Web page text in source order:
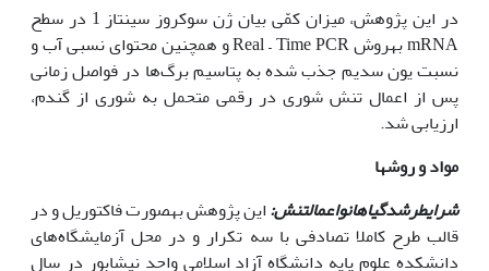
در این پژوهش، میزان کمّی بیان ژن سوکروز سینتاز 1 در سطح
mRNA به‏روش Real – Time PCR و همچنین محتوای نسبی آب و
نسبت یون سدیم جذب شده به پتاسیم برگ‌ها در فواصل زمانی
پس از اعمال تنش شوری در رقمی متحمل به شوری از گندم،
ارزیابی شد.
مواد و روش‏ها
شرایطرشدگیاهانواعمالتنش:این پژوهش به‏صورت فاکتوریل و در
قالب طرح کاملا تصادفی با سه تکرار و در محل آزمایشگاه‌های
دانشکده علوم پایه دانشگاه آزاد اسلامی واحد نیشابور در سال